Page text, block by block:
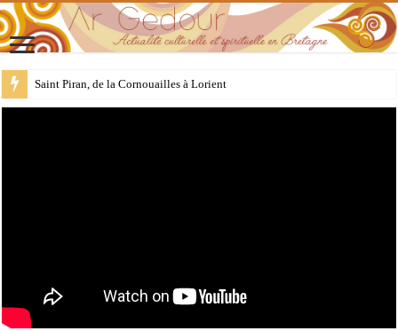
28 juillet : Saint Samson de Dol, père de la Bretagne chrétienne